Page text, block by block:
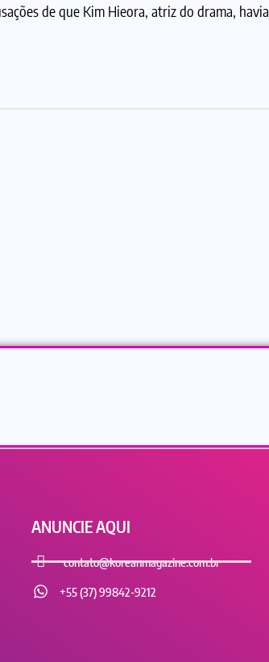
de que Kim Hieora, atriz do drama, havia
ANUNCIE AQUI
contato@koreanmagazine.com.br
+55 (37) 99842-9212